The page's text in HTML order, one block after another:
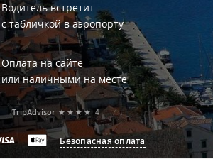
Водитель встретит
с табличкой в аэропорту
Оплата на сайте
или наличными на месте
Безопасная оплата
TripAdvisor ★★★★ 4